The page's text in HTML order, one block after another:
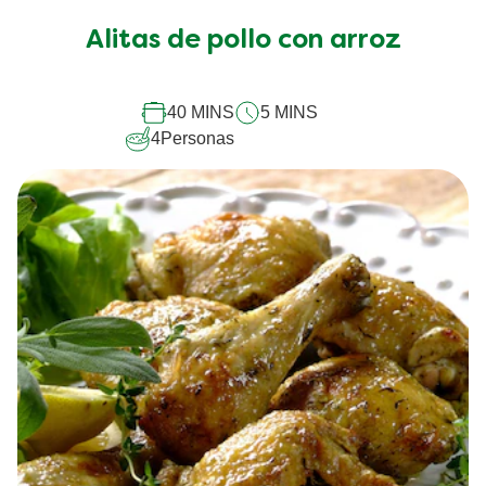
enviado
este
recipe
Alitas de pollo con arroz
40 MINS
5 MINS
4Personas